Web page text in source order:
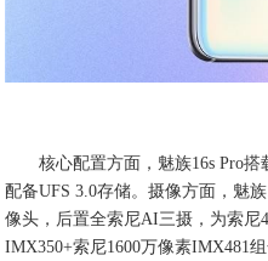
核心配置方面，魅族16s Pro搭
配备UFS 3.0存储。摄像方面，魅
像头，后置全索尼AI三摄，为索尼
IMX350+索尼1600万像素IMX481